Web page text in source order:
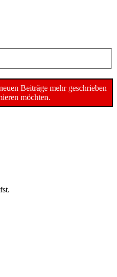
Beiträge mehr geschrieben
möchten.